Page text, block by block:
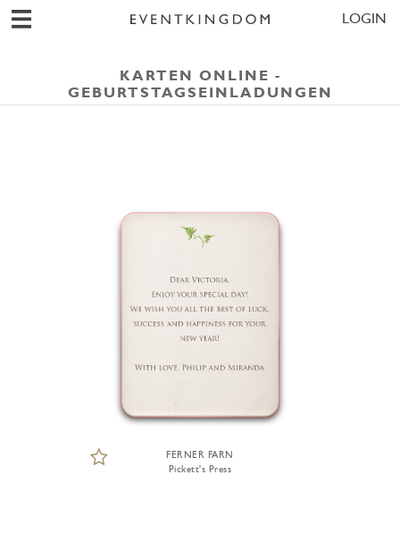
LOGIN
KARTEN ONLINE -
GEBURTSTAGSEINLADUNGEN
FERNER FARN
Pickett's Press